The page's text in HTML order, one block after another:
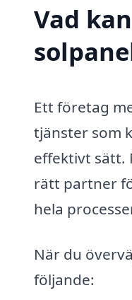
Vad
Ett företag
tjänster som
effektivt sätt.
rätt partner
hela
När du
följande: